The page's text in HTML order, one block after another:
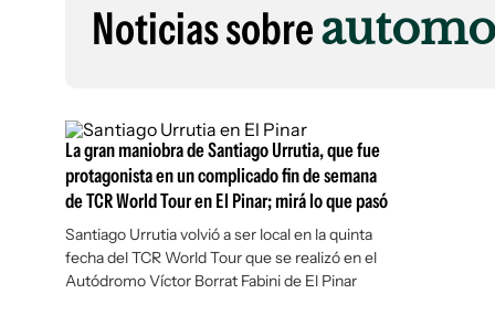
Beneficios Member
Café y Negocios
Economía y Empresas
Agro
Brand Studio
Mundo
Noticias sobre
La gran maniobra de Santiago Urrutia, que fue
protagonista en un complicado fin de semana
de TCR World Tour en El Pinar; mirá lo que pasó
Santiago Urrutia volvió a ser local en la quinta
fecha del TCR World Tour que se realizó en el
Autódromo Víctor Borrat Fabini de El Pinar